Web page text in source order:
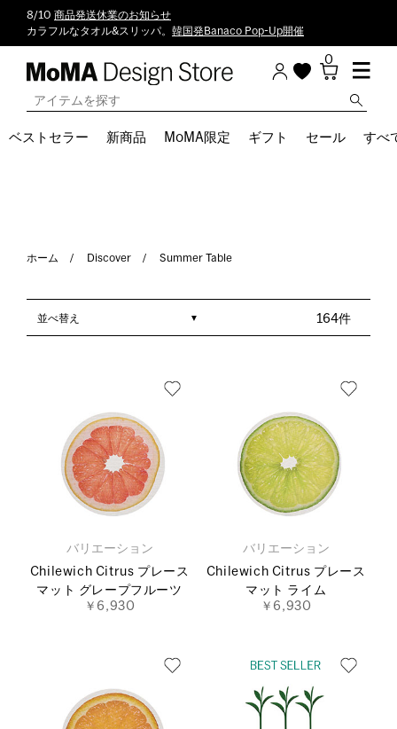
8/10 商品発送休業のお知らせ
カラフルなタオル&スリッパ。 韓国発Banaco Pop-Up開催
0
ベストセラー 新商品 MoMA限定 ギフト セール すべ
ホーム Discover Summer Table
164件
並べ替え
バリエーション
Chilewich Citrus プレース
マット グレープフルーツ
￥6,930
バリエーション
Chilewich Citrus プレース
マット ライム
￥6,930